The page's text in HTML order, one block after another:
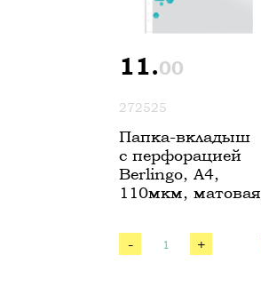
11.00
272525
Папка-вкладыш
с перфорацией
Berlingo, А4,
110мкм, матовая
- +